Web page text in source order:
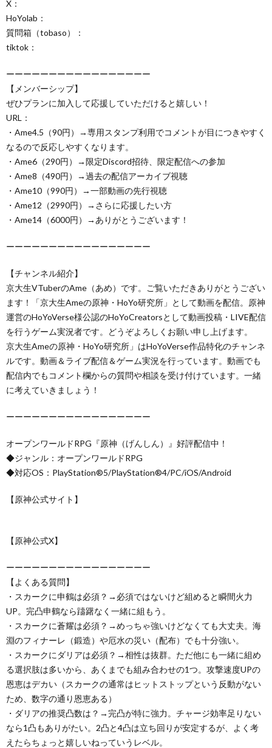
X：
HoYolab：
質問箱（tobaso）：
tiktok：
ーーーーーーーーーーーーーーーーー
【メンバーシップ】
ぜひプランに加入して応援していただけると嬉しい！
URL：
・Ame4.5（90円）→専用スタンプ利用でコメントが目につきやすく
なるので反応しやすくなります。
・Ame6（290円）→限定Discord招待、限定配信への参加
・Ame8（490円）→過去の配信アーカイブ視聴
・Ame10（990円）→一部動画の先行視聴
・Ame12（2990円）→さらに応援したい方
・Ame14（6000円）→ありがとうございます！
ーーーーーーーーーーーーーーーーー
【チャンネル紹介】
京大生VTuberのAme（あめ）です。ご覧いただきありがとうござい
ます！「京大生Ameの原神・HoYo研究所」として動画を配信。原神
運営のHoYoVerse様公認のHoYoCreatorsとして動画投稿・LIVE配信
を行うゲーム実況者です。どうぞよろしくお願い申し上げます。
京大生Ameの原神・HoYo研究所」はHoYoVerse作品特化のチャンネ
ルです。動画＆ライブ配信＆ゲーム実況を行っています。動画でも
配信内でもコメント欄からの質問や相談を受け付けています。一緒
に考えていきましょう！
ーーーーーーーーーーーーーーーーー
オープンワールドRPG『原神（げんしん）』好評配信中！
◆ジャンル：オープンワールドRPG
◆対応OS：PlayStation®5/PlayStation®4/PC/iOS/Android
【原神公式サイト】
【原神公式X】
ーーーーーーーーーーーーーーーーー
【よくある質問】
・スカークに申鶴は必須？→必須ではないけど組めると瞬間火力
UP。完凸申鶴なら躊躇なく一緒に組もう。
・スカークに蒼耀は必須？→めっちゃ強いけどなくても大丈夫。海
淵のフィナーレ（鍛造）や厄水の災い（配布）でも十分強い。
・スカークにダリアは必須？→相性は抜群。ただ他にも一緒に組め
る選択肢は多いから、あくまでも組み合わせの1つ。攻撃速度UPの
恩恵はデカい（スカークの通常はヒットストップという反動がない
ため、数字の通り恩恵ある）
・ダリアの推奨凸数は？→完凸が特に強力。チャージ効率足りない
なら1凸もありがたい。2凸と4凸は立ち回りが安定するが、よく考
えたらちょっと嬉しいねっていうレベル。